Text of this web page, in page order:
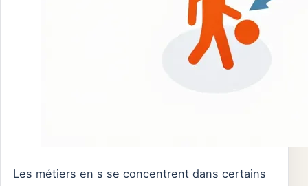
Les métiers en s se concentrent dans certains